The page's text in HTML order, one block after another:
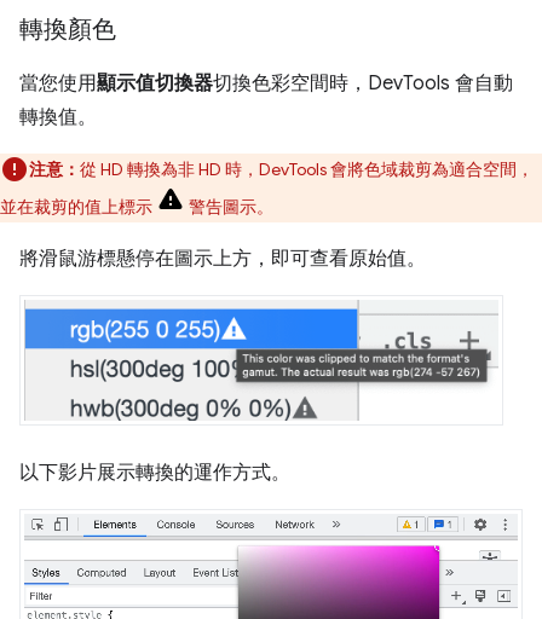
轉換顏色
當您使用顯示值切換器切換色彩空間時，DevTools 會自動
轉換值。
注意： 從 HD 轉換為非 HD 時，DevTools 會將色域裁剪為適合空間，
並在裁剪的值上標示
警告圖示。
將滑鼠游標懸停在圖示上方，即可查看原始值。
以下影片展示轉換的運作方式。